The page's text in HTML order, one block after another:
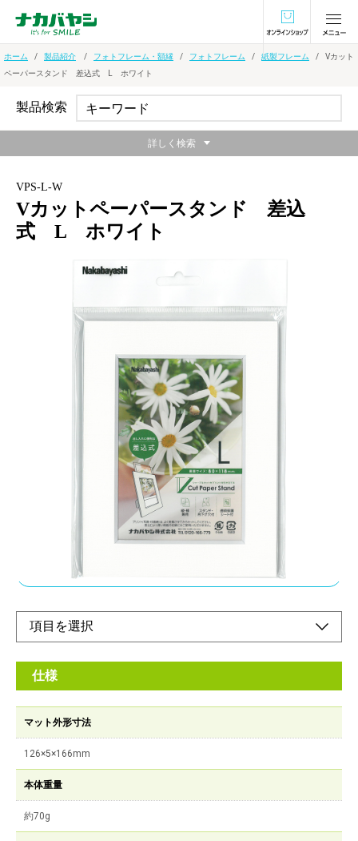
オンラインショ
ホーム 製品紹介 フォトフレーム・額縁 フォトフレーム 紙製フレーム
Vカット
ペーパースタンド 差込式 L ホワイト
VPS-L-W
Vカットペーパースタンド 差込
式 L ホワイト
プリントの出し入れに便利な差込式を採用
メーカー希望小売価格：
差込式の為、繰り返しご使用いただけます。プリントと保護シー
トは上部スリットから出し入れします。キャンバスのような質感
でインテリアとしてもギフトとしても使いやすい風合いの紙を採
オンラインショップ
仕様
マット外形寸法
126×5×166mm
本体重量
約70g
製品検索
詳しく検索